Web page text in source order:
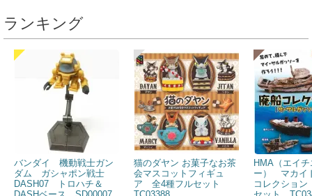
ランキング
バンダイ 機動戦士ガン
ダム ガシャポン戦士
DASH07 トロハチ＆
猫のダヤン お菓子なお茶
会マスコットフィギュ
ア 全4種フルセット
HMA（エイ
ー） マカイ
コレクショ